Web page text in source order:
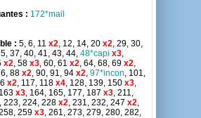
: 172*mail
: 5, 6, 11 x2, 12, 14, 20 x2, 29, 30,
37, 40, 41, 43, 44, 48*capi x3,
x2, 58 x3, 60, 61 x2, 64, 68, 69 x2,
88 x2, 90, 91, 94 x2, 97*incon, 101,
x2, 117, 118 x4, 128, 139, 150 x3,
x3, 164, 165, 177, 187 x3, 211,
, 223, 224, 228 x2, 231, 232, 247 x2,
259 x3, 261, 273, 279, 280, 282,